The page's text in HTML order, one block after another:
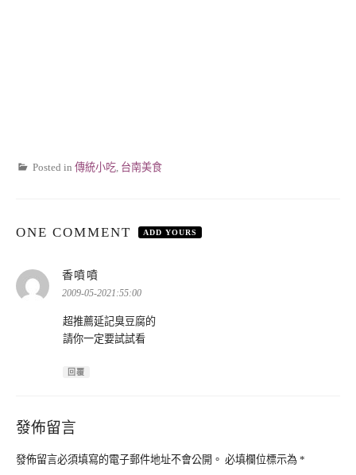
Posted in 傳統小吃 台南美食
ONE COMMENT ADD YOURS
香噴噴
示:
2009-05-2021:55:00
超推薦延記臭豆腐的
請你一定要試試看
回覆
發佈留言
發佈留言必須填寫的電子郵件地址不會公開。 必填欄位標示為 *